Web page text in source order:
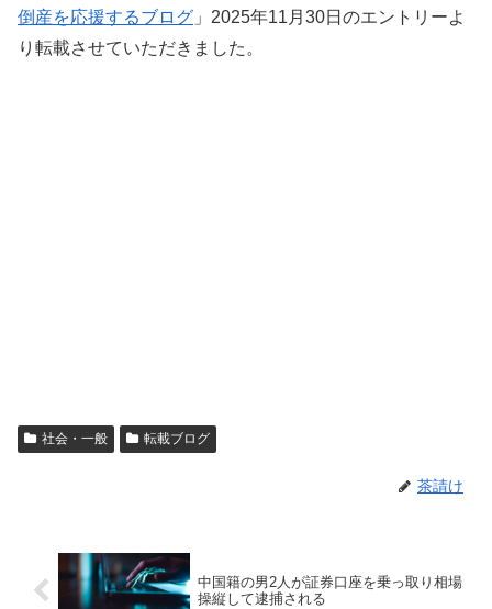
倒産を応援するブログ 」2025年11月30日のエントリーよ
り転載させていただきました。
社会・一般 転載ブログ
茶請け
中国籍の男2人が証券口座を乗っ取り相場
操縦して逮捕される